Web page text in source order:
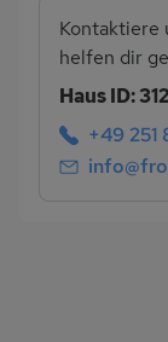
Kontaktiere
helfen dir
Haus ID:
+49 251